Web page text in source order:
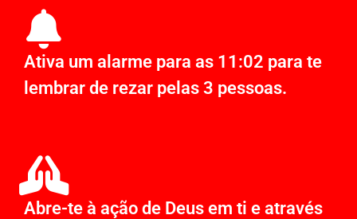
Ativa um alarme para as 11:02 para te
lembrar de rezar pelas 3 pessoas.
Abre-te à ação de Deus em ti e através